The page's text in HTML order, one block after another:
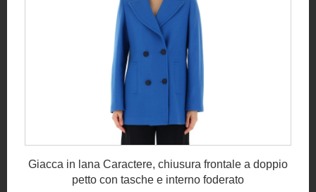
Giacca in lana Caractere, chiusura frontale a doppio
petto con tasche e interno foderato